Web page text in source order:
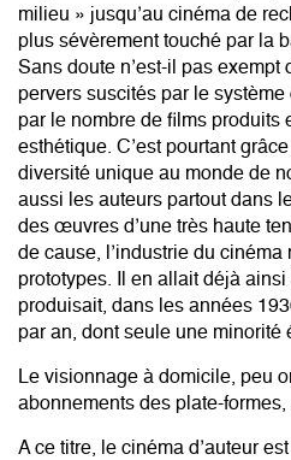
milieu » jusqu’au cinéma de
plus sévèrement touché par la
Sans doute n’est-il pas exempt
pervers suscités par le
par le nombre de films produits
esthétique. C’est pourtant
diversité unique au monde de
aussi les auteurs partout dans
des œuvres d’une très haute
de cause, l’industrie du cinéma
prototypes. Il en allait déjà
produisait, dans les années
par an, dont seule une minorité
Le visionnage à domicile, peu
abonnements des plate-
A ce titre, le cinéma d’auteur